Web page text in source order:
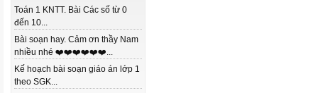
Toán 1 KNTT. Bài Các số từ 0
đến 10...
Bài soạn hay. Cảm ơn thầy Nam
nhiều nhé ❤️❤️❤️❤️❤️❤️...
Kế hoạch bài soạn giáo án lớp 1
theo SGK...